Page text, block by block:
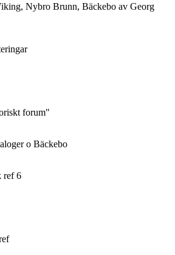
Nybro Brunn, Bäckebo av Georg
forum"
o Bäckebo
ref 6